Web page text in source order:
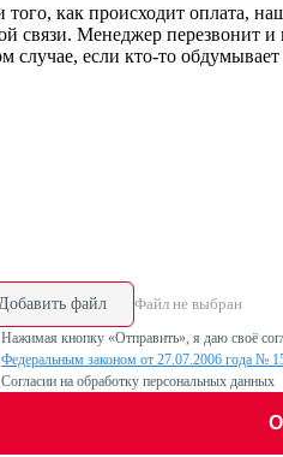
того, как происходит оплата,
связи. Менеджер перезвонит
если кто-то
Добавить файл Файл не выбран
Нажимая кнопку «Отправить», я даю своё
Федеральным законом от 27.07.2006 года №
Согласии на обработку персональных данных